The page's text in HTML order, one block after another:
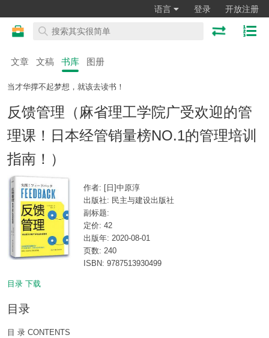
语言 登录 开放注册
文章 文稿 书库 图册
当才华撑不起梦想，就该去读书！
反馈管理（麻省理工学院广受欢迎的管
理课！日本经管销量榜NO.1的管理培训
指南！）
作者: [日]中原淳
出版社: 民主与建设出版社
副标题:
定价: 42
出版年: 2020-08-01
页数: 240
ISBN: 9787513930499
目录 下载
目录
目 录 CONTENTS